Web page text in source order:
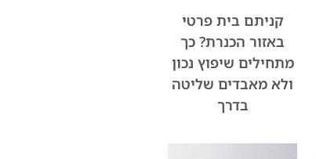
קניתם בית פרטי
באזור הכנרת? כך
מתחילים שיפוץ נכון
ולא מאבדים שליטה
בדרך